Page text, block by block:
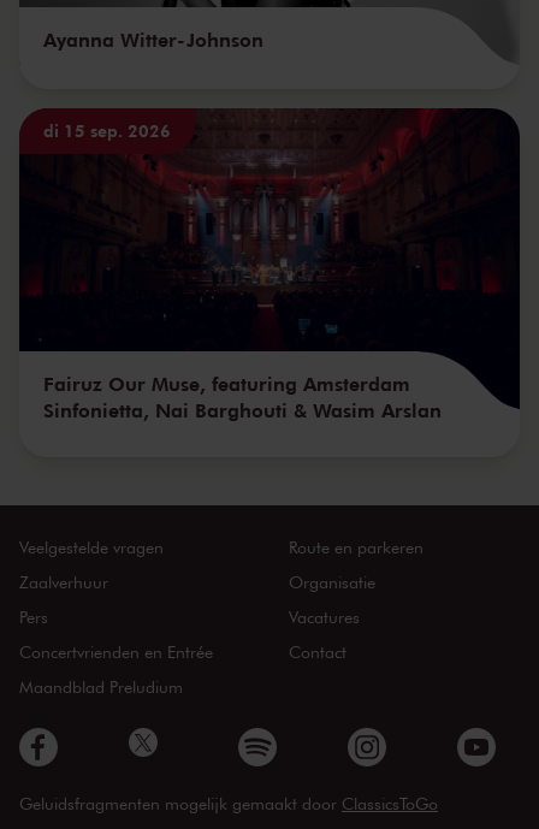
Ayanna Witter-Johnson
di 15 sep. 2026
Fairuz Our Muse, featuring Amsterdam
Sinfonietta, Nai Barghouti & Wasim Arslan
Veelgestelde vragen
Zaalverhuur
Pers
Concertvrienden en Entrée
Maandblad Preludium
Route en parkeren
Organisatie
Vacatures
Contact
Geluidsfragmenten mogelijk gemaakt door ClassicsToGo